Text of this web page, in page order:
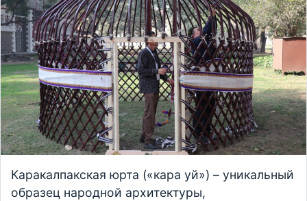
Каракалпакская юрта («кара уй») – уникальный
образец народной архитектуры,